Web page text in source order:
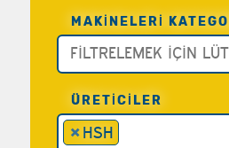
MAKINELERI
ÜRETİCİLER
× HSH